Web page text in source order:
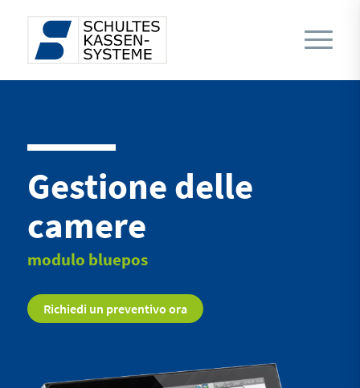
Gestione delle
camere
modulo bluepos
Richiedi un preventivo ora